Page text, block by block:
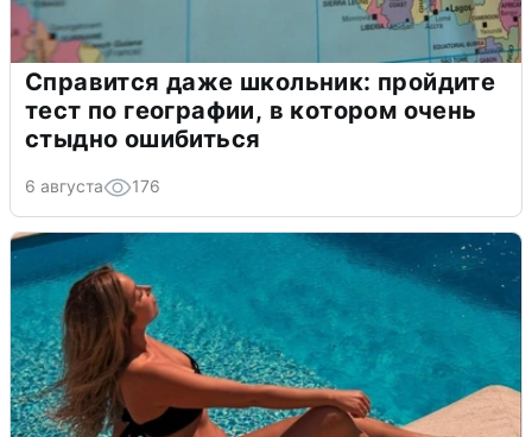
Справится даже школьник: пройдите
тест по географии, в котором очень
стыдно ошибиться
6 августа 176